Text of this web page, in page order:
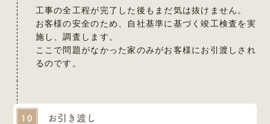
工事の全工程が完了した後もまだ気は抜けません。
お客様の安全のため、自社基準に基づく竣工検査を実
施し、調査します。
ここで問題がなかった家のみがお客様にお引渡しされ
るのです。
10 お引き渡し